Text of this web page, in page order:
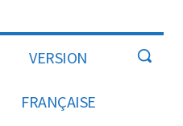
VERSION
FRANÇAISE